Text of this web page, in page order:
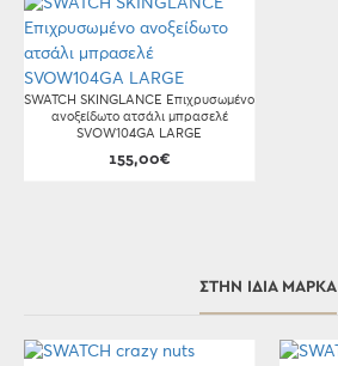
SWATCH SKINGLANCE Επιχρυσωμένο
ανοξείδωτο ατσάλι μπρασελέ
SVOW104GA LARGE
155,00€
ΣΤΗΝ ΊΔΙΑ ΜΆΡΚΑ